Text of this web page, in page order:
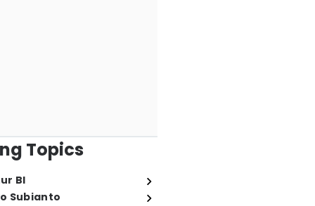
Topics
BI
Subianto